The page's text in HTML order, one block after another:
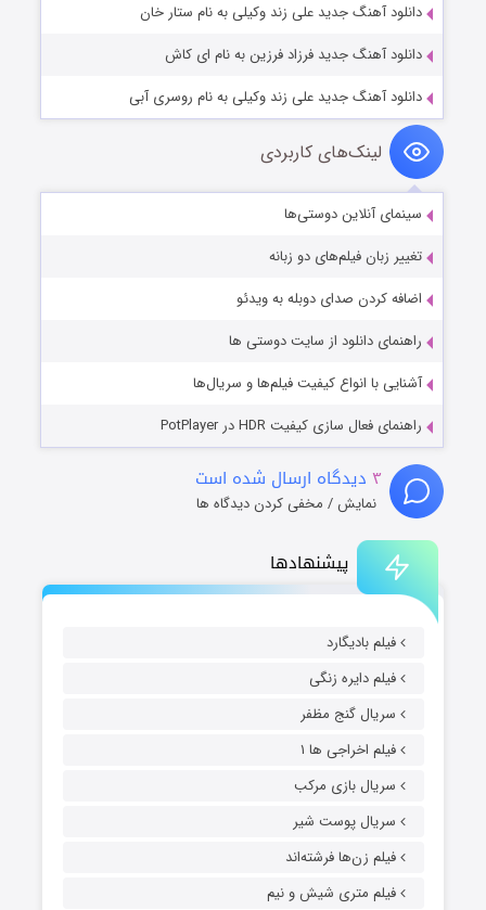
پیشنهادها
فیلم بادیگارد
فیلم دایره زنگی
سریال گنج مظفر
فیلم اخراجی ها ۱
سریال بازی مرکب
سریال پوست شیر
فیلم زن‌ها فرشته‌اند
فیلم متری شیش و نیم
دانلود آهنگ جدید علی زند وکیلی به نام ستار خان
دانلود آهنگ جدید فرزاد فرزین به نام ای کاش
دانلود آهنگ جدید علی زند وکیلی به نام روسری آبی
لینک‌های کاربردی
سینمای آنلاین دوستی‌ها
تغییر زبان فیلم‌های دو زبانه
اضافه کردن صدای دوبله به ویدئو
راهنمای دانلود از سایت دوستی ها
آشنایی با انواع کیفیت فیلم‌ها و سریال‌ها
راهنمای فعال سازی کیفیت HDR در PotPlayer
۳ دیدگاه ارسال شده است
نمایش / مخفی کردن دیدگاه ها